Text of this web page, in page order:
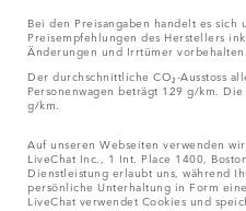
Bei den Preisangaben handelt es
Preisempfehlungen des Herstellers
Änderungen und Irrtümer vorbehalten.
Der durchschnittliche CO₂-Ausstoss
Personenwagen beträgt 129 g/km.
g/km.
Auf unseren Webseiten verwenden
LiveChat Inc., 1 Int. Place 1400,
Dienstleistung erlaubt uns, während
persönliche Unterhaltung in Form
LiveChat verwendet Cookies und